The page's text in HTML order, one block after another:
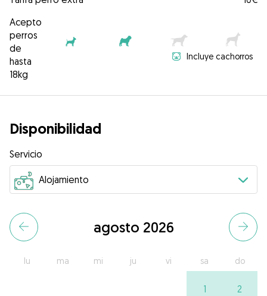
Acepto
perros
de
hasta
18kg
Incluye cachorros
Disponibilidad
Servicio
agosto 2026
lu ma mi ju vi sa do
1 2